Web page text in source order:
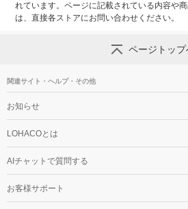
れています。ページに記載されている内容や
は、直接各ストアにお問い合わせください。
ページトップ
関連サイト・ヘルプ・その他
お知らせ
LOHACOとは
AIチャットで質問する
お客様サポート